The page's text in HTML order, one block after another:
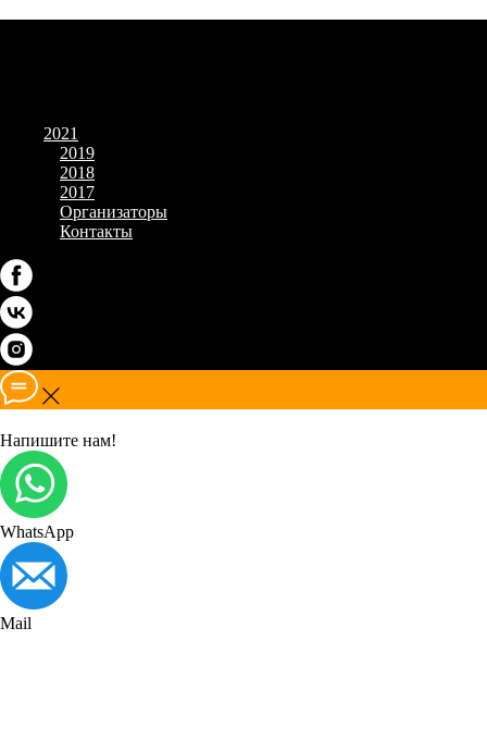
2021
2019
2018
2017
Организаторы
Контакты
Напишите нам!
WhatsApp
Mail